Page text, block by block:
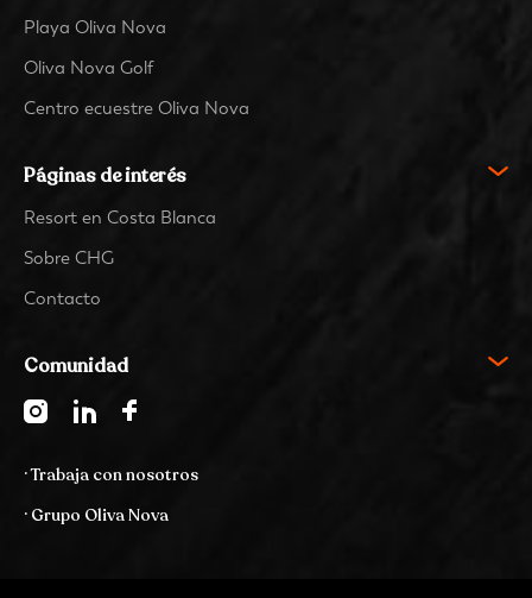
Playa Oliva Nova
Oliva Nova Golf
Centro ecuestre Oliva Nova
Páginas de interés
Resort en Costa Blanca
Sobre CHG
Contacto
Comunidad
· Trabaja con nosotros
· Grupo Oliva Nova